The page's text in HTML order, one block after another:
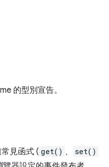
的型別宣告。
見函式 ( get() 、 set()